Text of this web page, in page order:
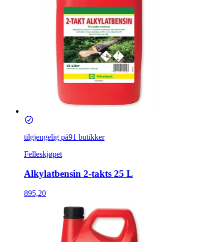
tilgjengelig på91 butikker
Felleskjøpet
Alkylatbensin 2-takts 25 L
895,20